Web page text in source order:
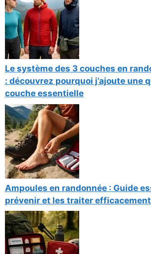
Le système des 3 couches en
: découvrez pourquoi j’ajoute une
couche essentielle
Ampoules en randonnée : Guide
prévenir et les traiter efficacement